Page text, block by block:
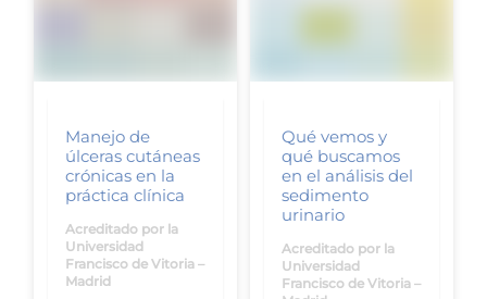
Manejo de
úlceras cutáneas
crónicas en la
práctica clínica
Acreditado por la
Universidad
Francisco de Vitoria –
Madrid
Qué vemos y
qué buscamos
en el análisis del
sedimento
urinario
Acreditado por la
Universidad
Francisco de Vitoria –